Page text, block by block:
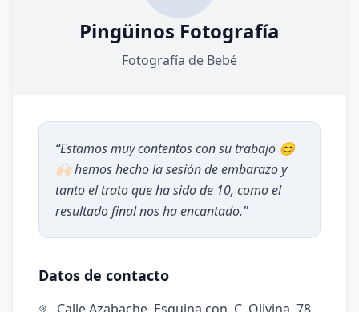
Pingüinos Fotografía
Fotografía de Bebé
“Estamos muy contentos con su trabajo 😊
🙌🏻 hemos hecho la sesión de embarazo y
tanto el trato que ha sido de 10, como el
resultado final nos ha encantado.”
Datos de contacto